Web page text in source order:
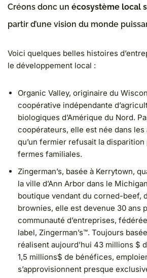
Créons donc un écosystème local
partir d’une vision du monde
Voici quelques belles histoires
le développement local :
Organic Valley, originaire du
coopérative indépendante
biologiques d’Amérique du Nord.
coopérateurs, elle est née dans les
qu’un fermier refusait la
fermes familiales.
Zingerman’s, basée à Kerrytown,
la ville d’Ann Arbor dans le
boutique vendant du corned-beef,
brownies, elle est devenue 30 ans
communauté d’entreprises,
label, Zingerman’s™. Toujours
réalisent aujourd’hui 43 millions $
1,5 millions$ de bénéfices,
s’approvisionnent presque